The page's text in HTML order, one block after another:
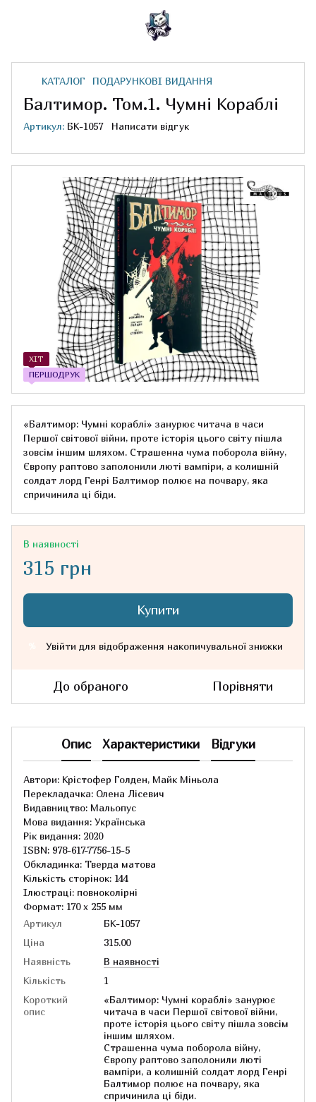
КАТАЛОГ ПОДАРУНКОВІ ВИДАННЯ
Балтимор. Том.1. Чумні Кораблі
Артикул: БК-1057 Написати відгук
ХІТ
ПЕРШОДРУК
«Балтимор: Чумні кораблі» занурює читача в часи
Першої світової війни, проте історія цього світу пішла
зовсім іншим шляхом. Страшенна чума поборола війну,
Європу раптово заполонили люті вампіри, а колишній
солдат лорд Генрі Балтимор полює на почвару, яка
спричинила ці біди.
В наявності
315 грн
Купити
Увійти для відображення накопичувальної знижки
До обраного Порівняти
Опис Характеристики Відгуки
Автори: Крістофер Голден, Майк Міньола
Перекладачка: Олена Лісевич
Видавництво: Мальопус
Мова видання: Українська
Рік видання: 2020
ISBN: 978-617-7756-15-5
Обкладинка: Тверда матова
Кількість сторінок: 144
Ілюстраці: повноколірні
Формат: 170 х 255 мм
Артикул
БК-1057
Ціна
315.00
Наявність
В наявності
Кількість
1
Короткий
опис
«Балтимор: Чумні кораблі» занурює
читача в часи Першої світової війни,
проте історія цього світу пішла зовсім
іншим шляхом.
Страшенна чума поборола війну,
Європу раптово заполонили люті
вампіри, а колишній солдат лорд Генрі
Балтимор полює на почвару, яка
спричинила ці біди.